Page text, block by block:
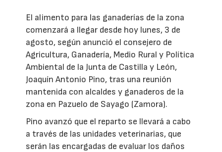
El alimento para las ganaderías de la zona
comenzará a llegar desde hoy lunes, 3 de
agosto, según anunció el consejero de
Agricultura, Ganadería, Medio Rural y Política
Ambiental de la Junta de Castilla y León,
Joaquín Antonio Pino, tras una reunión
mantenida con alcaldes y ganaderos de la
zona en Pazuelo de Sayago (Zamora).
Pino avanzó que el reparto se llevará a cabo
a través de las unidades veterinarias, que
serán las encargadas de evaluar los daños